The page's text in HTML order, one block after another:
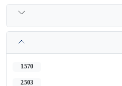
1,570
2,503